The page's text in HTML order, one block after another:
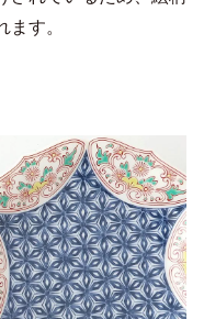
す。